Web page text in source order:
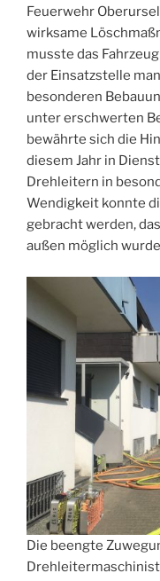
Feuerwehr
wirksame
musste das
der Einsatzstelle
besonderen
unter erschwerten
bewährte sich die
diesem Jahr in
Drehleitern in
Wendigkeit konnte
gebracht werden,
außen möglich
Die beengte